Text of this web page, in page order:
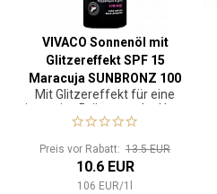
VIVACO Sonnenöl mit
Glitzereffekt SPF 15
Maracuja SUNBRONZ 100
ml
Mit Glitzereffekt für eine
intensive Bräunung der Haut
Preis vor Rabatt: 13.5 EUR
10.6 EUR
106 EUR/1